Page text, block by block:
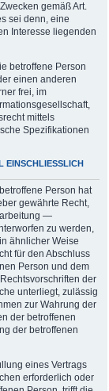
gemäß Art.
sei denn, eine
Interesse liegenden
betroffene Person
einen anderen
frei, im
mittels
Spezifikationen
P
Person hat
gewährte Recht,
—
zu werden,
ähnlicher Weise
für den Abschluss
Person und dem
der
unterliegt, zulässig
zur Wahrung der
der betroffenen
der betroffenen
eines Vertrags
erforderlich oder